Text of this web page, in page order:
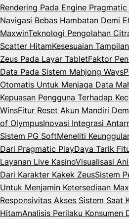
Rendering Pada Engine Pragmatic
Navigasi Bebas Hambatan Demi
MaxwinTeknologi Pengolahan
Scatter HitamKesesuaian
Zeus Pada Layar TabletFaktor
Data Pada Sistem Mahjong Ways
Otomatis Untuk Menjaga Data
Kepuasan Pengguna Terhadap
WinsFitur Reset Akun Mandiri
of OlympusInovasi Integrasi
Sistem PG SoftMeneliti
Dari Pragmatic PlayDaya Tarik
Layanan Live KasinoVisualisasi
Dari Karakter Kakek ZeusSistem
Untuk Menjamin Ketersediaan
Responsivitas Akses Sistem Saat
HitamAnalisis Perilaku